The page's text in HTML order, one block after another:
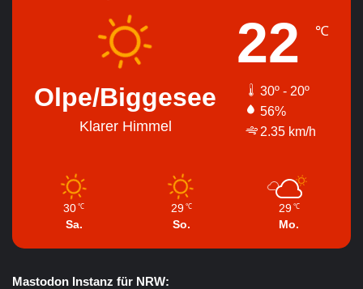
Olpe/Biggesee
Klarer Himmel
22 ℃
30º - 20º
56%
2.35 km/h
30 ℃
Sa.
29 ℃
So.
29 ℃
Mo.
Mastodon Instanz für NRW: